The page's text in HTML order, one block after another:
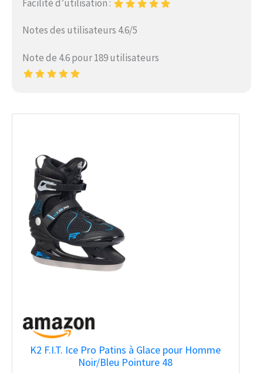
Facilité d’utilisation :
Notes des utilisateurs 4.6/5
Note de 4.6 pour 189 utilisateurs
K2 F.I.T. Ice Pro Patins à Glace pour Homme
Noir/Bleu Pointure 48